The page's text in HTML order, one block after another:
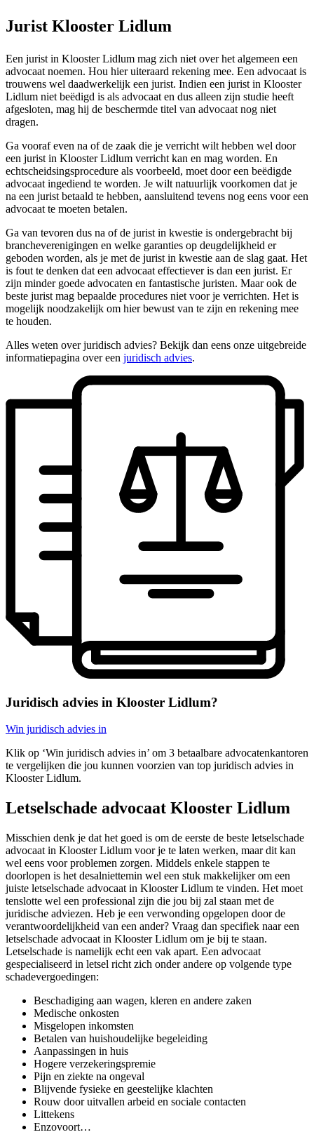
Jurist Klooster Lidlum
Een jurist in Klooster Lidlum mag zich niet over het algemeen een
advocaat noemen. Hou hier uiteraard rekening mee. Een advocaat is
trouwens wel daadwerkelijk een jurist. Indien een jurist in Klooster
Lidlum niet beëdigd is als advocaat en dus alleen zijn studie heeft
afgesloten, mag hij de beschermde titel van advocaat nog niet
dragen.
Ga vooraf even na of de zaak die je verricht wilt hebben wel door
een jurist in Klooster Lidlum verricht kan en mag worden. En
echtscheidsingsprocedure als voorbeeld, moet door een beëdigde
advocaat ingediend te worden. Je wilt natuurlijk voorkomen dat je
na een jurist betaald te hebben, aansluitend tevens nog eens voor een
advocaat te moeten betalen.
Ga van tevoren dus na of de jurist in kwestie is ondergebracht bij
brancheverenigingen en welke garanties op deugdelijkheid er
geboden worden, als je met de jurist in kwestie aan de slag gaat. Het
is fout te denken dat een advocaat effectiever is dan een jurist. Er
zijn minder goede advocaten en fantastische juristen. Maar ook de
beste jurist mag bepaalde procedures niet voor je verrichten. Het is
mogelijk noodzakelijk om hier bewust van te zijn en rekening mee
te houden.
Alles weten over juridisch advies? Bekijk dan eens onze uitgebreide
informatiepagina over een juridisch advies.
Juridisch advies in Klooster Lidlum?
Win juridisch advies in
Klik op ‘Win juridisch advies in’ om 3 betaalbare advocatenkantoren
te vergelijken die jou kunnen voorzien van top juridisch advies in
Klooster Lidlum.
Letselschade advocaat Klooster Lidlum
Misschien denk je dat het goed is om de eerste de beste letselschade
advocaat in Klooster Lidlum voor je te laten werken, maar dit kan
wel eens voor problemen zorgen. Middels enkele stappen te
doorlopen is het desalniettemin wel een stuk makkelijker om een
juiste letselschade advocaat in Klooster Lidlum te vinden. Het moet
tenslotte wel een professional zijn die jou bij zal staan met de
juridische adviezen. Heb je een verwonding opgelopen door de
verantwoordelijkheid van een ander? Vraag dan specifiek naar een
letselschade advocaat in Klooster Lidlum om je bij te staan.
Letselschade is namelijk echt een vak apart. Een advocaat
gespecialiseerd in letsel richt zich onder andere op volgende type
schadevergoedingen:
Beschadiging aan wagen, kleren en andere zaken
Medische onkosten
Misgelopen inkomsten
Betalen van huishoudelijke begeleiding
Aanpassingen in huis
Hogere verzekeringspremie
Pijn en ziekte na ongeval
Blijvende fysieke en geestelijke klachten
Rouw door uitvallen arbeid en sociale contacten
Littekens
Enzovoort…